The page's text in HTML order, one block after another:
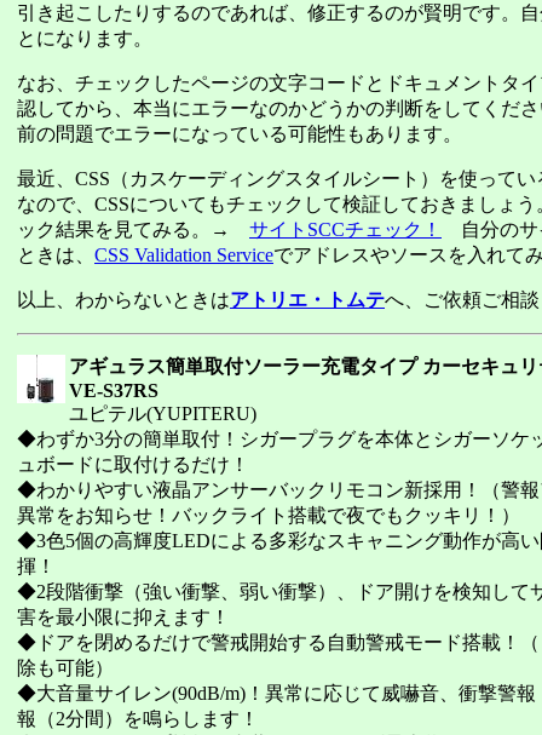
引き起こしたりするのであれば、修正するのが賢明です。
とになります。
なお、チェックしたページの文字コードとドキュメントタ
認してから、本当にエラーなのかどうかの判断をしてくだ
前の問題でエラーになっている可能性もあります。
最近、CSS（カスケーディングスタイルシート）を使って
なので、CSSについてもチェックして検証しておきましょ
ック結果を見てみる。→ サイトSCCチェック！
自分のサ
ときは、 CSS Validation Serviceでアドレスやソースを入れて
以上、わからないときはアトリエ・トムテへ、ご依頼ご相
アギュラス簡単取付ソーラー充電タイプ カーセキュ
VE-S37RS
ユピテル(YUPITERU)
◆わずか3分の簡単取付！シガープラグを本体とシガーソケ
ュボードに取付けるだけ！
◆わかりやすい液晶アンサーバックリモコン新採用！（警
異常をお知らせ！バックライト搭載で夜でもクッキリ！）
◆3色5個の高輝度LEDによる多彩なスキャニング動作が高
揮！
◆2段階衝撃（強い衝撃、弱い衝撃）、ドア開けを検知して
害を最小限に抑えます！
◆ドアを閉めるだけで警戒開始する自動警戒モード搭載！
除も可能）
◆大音量サイレン(90dB/m)！異常に応じて威嚇音、衝撃警報
報（2分間）を鳴らします！